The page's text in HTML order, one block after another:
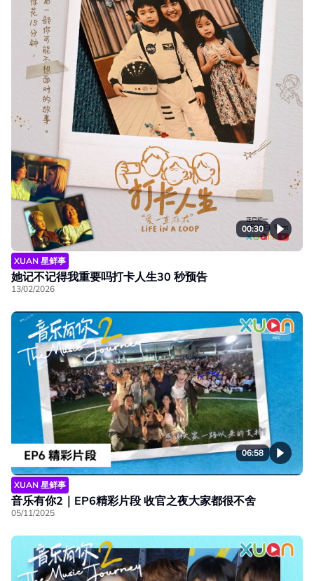
00:30
XUAN 星鲜事
她记不记得我重要吗打卡人生30 秒预告
13/02/2026
06:58
XUAN 星鲜事
音乐有你2｜EP6精彩片段 收官之夜大家都很不舍
05/11/2025